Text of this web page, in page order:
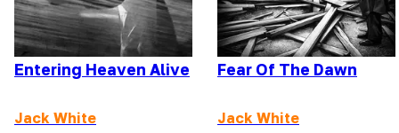
Entering Heaven Alive
Jack White
Fear Of The Dawn
Jack White